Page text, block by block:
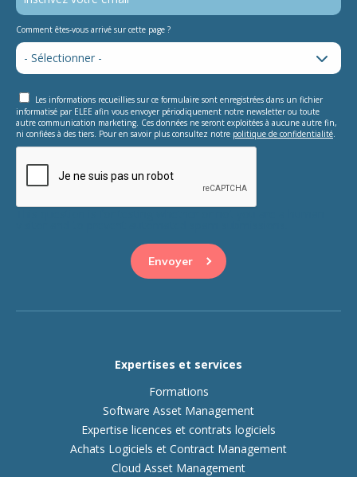
Comment êtes-vous arrivé sur cette page ?
Les informations recueillies sur ce formulaire sont enregistrées dans un fichier
informatisé par ELEE afin vous envoyer périodiquement notre newsletter ou toute
autre communication marketing. Ces données ne seront exploitées à aucune autre fin,
ni confiées à des tiers. Pour en savoir plus consultez notre politique de confidentialité
Expertises et services
Formations
Software Asset Management
Expertise licences et contrats logiciels
Achats Logiciels et Contract Management
Cloud Asset Management